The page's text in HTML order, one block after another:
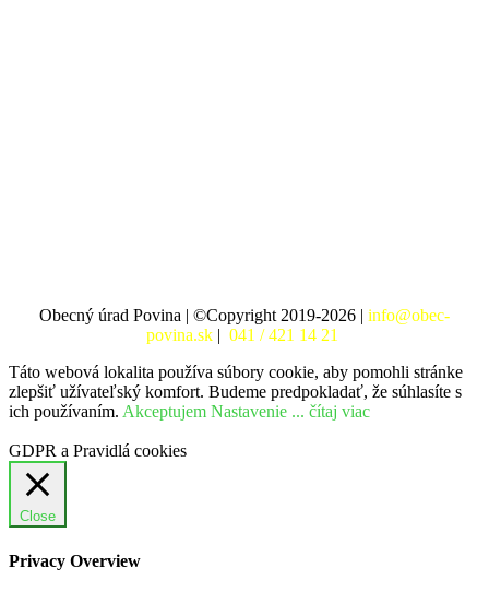
Obecný úrad Povina | ©Copyright 2019-2026 | info@obec-
povina.sk | 041 / 421 14 21
Táto webová lokalita používa súbory cookie, aby pomohli stránke
zlepšiť užívateľský komfort. Budeme predpokladať, že súhlasíte s
ich používaním. Akceptujem Nastavenie ... čítaj viac
GDPR a Pravidlá cookies
Close
Privacy Overview